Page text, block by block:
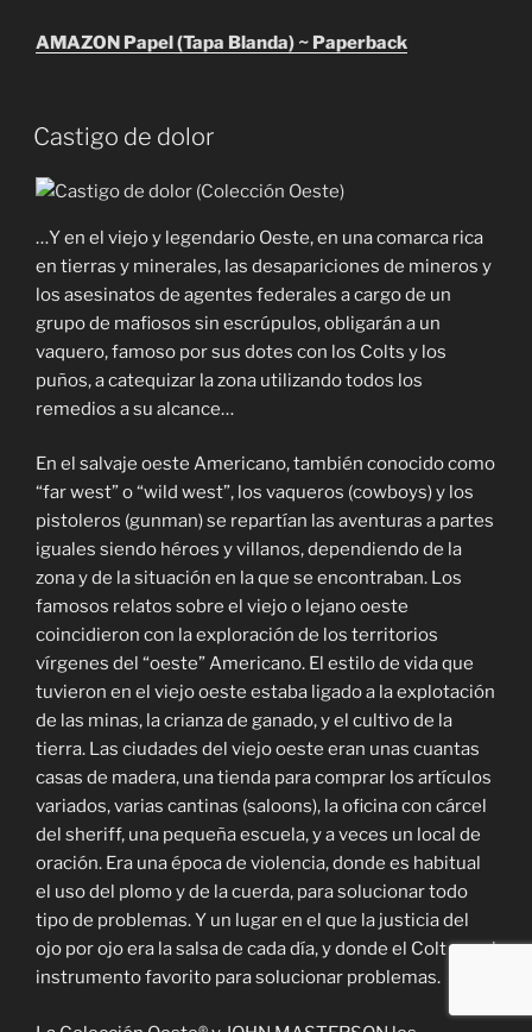
AMAZON Papel (Tapa Blanda) ~ Paperback
Castigo de dolor
…Y en el viejo y legendario Oeste, en una comarca rica
en tierras y minerales, las desapariciones de mineros y
los asesinatos de agentes federales a cargo de un
grupo de mafiosos sin escrúpulos, obligarán a un
vaquero, famoso por sus dotes con los Colts y los
puños, a catequizar la zona utilizando todos los
remedios a su alcance…
En el salvaje oeste Americano, también conocido como
“far west” o “wild west”, los vaqueros (cowboys) y los
pistoleros (gunman) se repartían las aventuras a partes
iguales siendo héroes y villanos, dependiendo de la
zona y de la situación en la que se encontraban. Los
famosos relatos sobre el viejo o lejano oeste
coincidieron con la exploración de los territorios
vírgenes del “oeste” Americano. El estilo de vida que
tuvieron en el viejo oeste estaba ligado a la explotación
de las minas, la crianza de ganado, y el cultivo de la
tierra. Las ciudades del viejo oeste eran unas cuantas
casas de madera, una tienda para comprar los artículos
variados, varias cantinas (saloons), la oficina con cárcel
del sheriff, una pequeña escuela, y a veces un local de
oración. Era una época de violencia, donde es habitual
el uso del plomo y de la cuerda, para solucionar todo
tipo de problemas. Y un lugar en el que la justicia del
ojo por ojo era la salsa de cada día, y donde el Colt era el
instrumento favorito para solucionar problemas.